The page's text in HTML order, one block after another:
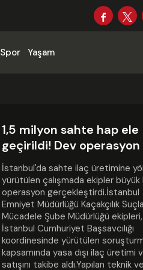
Spor Yaşam
1,5 milyon sahte hap ele
geçirildi! Dev operasyon
İstanbul'da sahte ilaç üretimine
yürütülen çalışmada ekipler büyük
operasyon gerçekleştirdi.İstanbul
Emniyet Müdürlüğü Kaçakçılık
Mücadele Şube Müdürlüğü ekipleri,
İstanbul Cumhuriyet Başsavcılığı
koordinesinde yürütülen
kapsamında yasa dışı ilaç üretimi
satışını takibe aldı.Yapılan teknik